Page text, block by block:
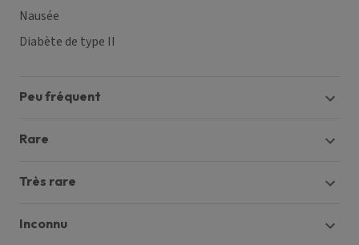
Nausée
Diabète de type II
peu fréquent
rare
très rare
inconnu